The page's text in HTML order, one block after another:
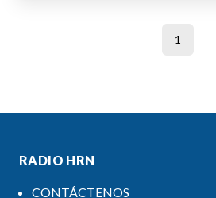
1
RADIO HRN
CONTÁCTENOS